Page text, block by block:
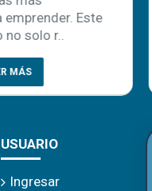
Este
solo r..
MÁS
USUARIO
Ingresar